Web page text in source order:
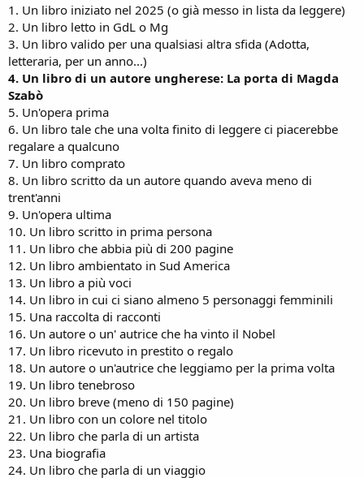
1. Un libro iniziato nel 2025 (o già messo in lista da leggere)
2. Un libro letto in GdL o Mg
3. Un libro valido per una qualsiasi altra sfida (Adotta,
letteraria, per un anno...)
4. Un libro di un autore ungherese: La porta di Magda
Szabò
5. Un'opera prima
6. Un libro tale che una volta finito di leggere ci piacerebbe
regalare a qualcuno
7. Un libro comprato
8. Un libro scritto da un autore quando aveva meno di
trent'anni
9. Un'opera ultima
10. Un libro scritto in prima persona
11. Un libro che abbia più di 200 pagine
12. Un libro ambientato in Sud America
13. Un libro a più voci
14. Un libro in cui ci siano almeno 5 personaggi femminili
15. Una raccolta di racconti
16. Un autore o un' autrice che ha vinto il Nobel
17. Un libro ricevuto in prestito o regalo
18. Un autore o un'autrice che leggiamo per la prima volta
19. Un libro tenebroso
20. Un libro breve (meno di 150 pagine)
21. Un libro con un colore nel titolo
22. Un libro che parla di un artista
23. Una biografia
24. Un libro che parla di un viaggio